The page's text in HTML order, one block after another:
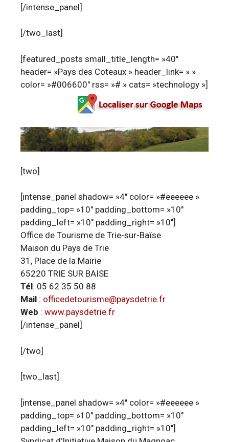
[/intense_panel]
[/two_last]
[featured_posts small_title_length= »40″
header= »Pays des Coteaux » header_link= » »
color= »#006600″ rss= »# » cats= »technology »]
[two]
[intense_panel shadow= »4″ color= »#eeeeee »
padding_top= »10″ padding_bottom= »10″
padding_left= »10″ padding_right= »10″]
Office de Tourisme de Trie-sur-Baïse
Maison du Pays de Trie
31, Place de la Mairie
65220 TRIE SUR BAISE
Tél: 05 62 35 50 88
Mail : officedetourisme@paysdetrie.fr
Web : www.paysdetrie.fr
[/intense_panel]
[/two]
[two_last]
[intense_panel shadow= »4″ color= »#eeeeee »
padding_top= »10″ padding_bottom= »10″
padding_left= »10″ padding_right= »10″]